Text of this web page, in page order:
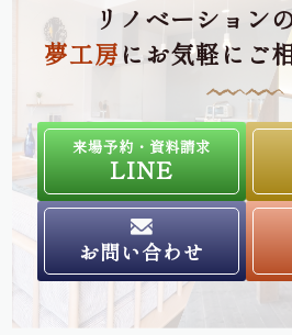
リノベーション
夢工房にお気軽にご
来場予約・資料請求
LINE
お問い合わせ